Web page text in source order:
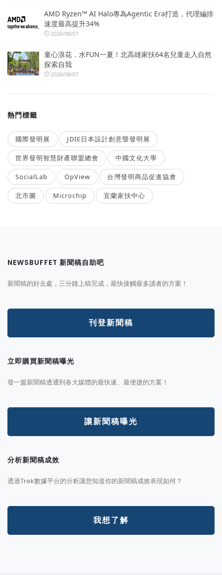
AMD Ryzen™ AI Halo專為Agentic Era打造，代理編排
速度最高提升34%
2026/08/07
童心浪花．水FUN一夏！北高雄家扶64名兒童走入自然
探索自我
2026/08/07
熱門標籤
國際發明展 JDIE日本設計創意暨發明展
世界發明智慧財產聯盟總會 中國文化大學
SocialLab OpView 台灣發明商品促進協會
北市圖 Microchip 宜蘭家扶中心
NEWSBUFFET 新聞稿自助吧
新聞稿的好去處，三分鐘上稿完成，最快接觸最多讀者的方案！
刊登新聞稿
立即購買新聞稿曝光
發一篇新聞稿透通到各大媒體的最快速、最便捷的方案！
讓新聞稿曝光
分析新聞稿成效
透過Trek數據平台的分析讓您知道你的新聞稿成效表現如何？
我想了解